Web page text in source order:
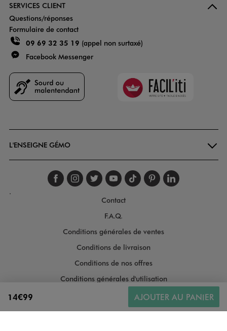
14€99 AJOUTER AU PANIER
SERVICES CLIENT
Questions/réponses
Formulaire de contact
09 69 32 35 19 (appel non surtaxé)
Facebook Messenger
Faciliti
L'ENSEIGNE GÉMO
Suivez-nous sur
Suivez-nous sur
Suivez-nous sur
Suivez-nous
Suivez-nous
Suivez-
.
Contact
F.A.Q.
Conditions générales de ventes
Conditions de livraison
Conditions de nos offres
Conditions générales d'utilisation
Politique de protection des données
Gestion des cookies